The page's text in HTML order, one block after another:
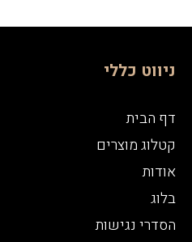
ניווט כללי
דף הבית
קטלוג מוצרים
אודות
בלוג
הסדרי נגישות